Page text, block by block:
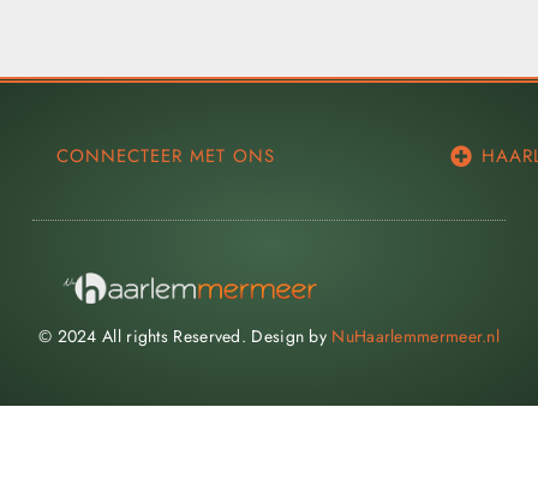
CONNECTEER MET ONS
© 2024 All rights Reserved. Design by NuHaarlemmermeer.nl